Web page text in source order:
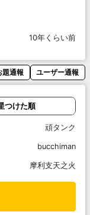
10年くらい前
題通報 ユーザー通報
つけた順
頑タンク
bucchiman
摩利支天之火